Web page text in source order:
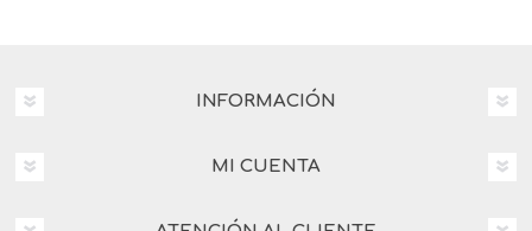
INFORMACIÓN
MI CUENTA